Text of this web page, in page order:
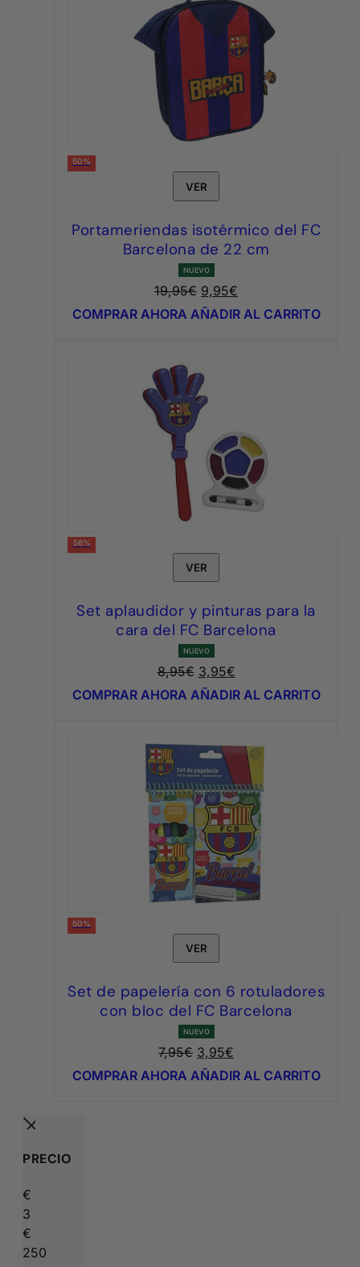
50%
VER
Portameriendas isotérmico del FC
Barcelona de 22 cm
NUEVO
19,95€ El
precio
9,95€
precio
COMPRAR AHORA AÑADIR AL CARRITO
56%
VER
Set aplaudidor y pinturas para la
cara del FC Barcelona
NUEVO
8,95€ El
precio
8,95€.
3,95€El
precio
3,95€.
COMPRAR AHORA AÑADIR AL CARRITO
50%
VER
Set de papelería con 6 rotuladores
con bloc del FC Barcelona
NUEVO
7,95€ El
precio
3,95€
precio
COMPRAR AHORA AÑADIR AL CARRITO
PRECIO
€
3
€
250